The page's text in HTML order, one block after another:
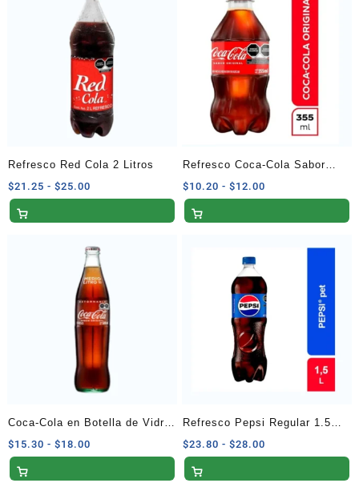
Refresco Red Cola 2 Litros
$21.25 - $25.00
de
$21.25
hasta
$25.00
Refresco Coca-Cola Sabor
Original 355 ml
$10.20 - $12.00
de
$12.00
Coca-Cola en Botella de Vidrio
500 ml
$15.30 - $18.00
de
Refresco Pepsi Regular 1.5
Litros
$23.80 - $28.00
de